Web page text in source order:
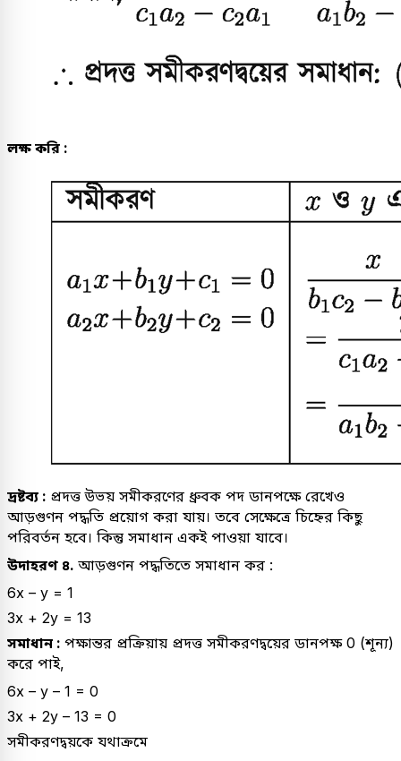
লক্ষ করি :
দ্রষ্টব্য : প্রদত্ত উভয় সমীকরণের ধ্রুবক পদ ডানপক্ষে রেখেও
আড়গুণন পদ্ধতি প্রয়োগ করা যায়। তবে সেক্ষেত্রে চিহ্নের কিছু
পরিবর্তন হবে। কিন্তু সমাধান একই পাওয়া যাবে।
উদাহরণ ৪. আড়গুণন পদ্ধতিতে সমাধান কর :
6x – y = 1
3x + 2y = 13
সমাধান : পক্ষান্তর প্রক্রিয়ায় প্রদত্ত সমীকরণদ্বয়ের ডানপক্ষ 0 (শূন্য)
করে পাই,
6x – y – 1 = 0
3x + 2y – 13 = 0
সমীকরণদ্বয়কে যথাক্রমে